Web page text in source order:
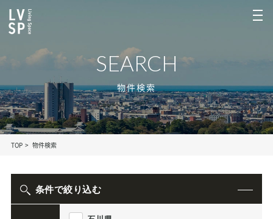
SEARCH
物件検索
TOP 物件検索
条件で絞り込む